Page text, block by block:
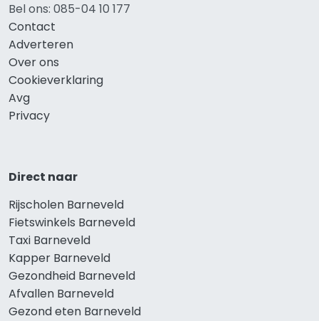
Bel ons: 085-04 10 177
Contact
Adverteren
Over ons
Cookieverklaring
Avg
Privacy
Direct naar
Rijscholen Barneveld
Fietswinkels Barneveld
Taxi Barneveld
Kapper Barneveld
Gezondheid Barneveld
Afvallen Barneveld
Gezond eten Barneveld